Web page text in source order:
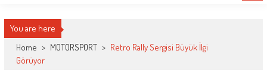
You are here
Home > MOTORSPORT > Retro Rally Sergisi Büyük İlgi
Görüyor